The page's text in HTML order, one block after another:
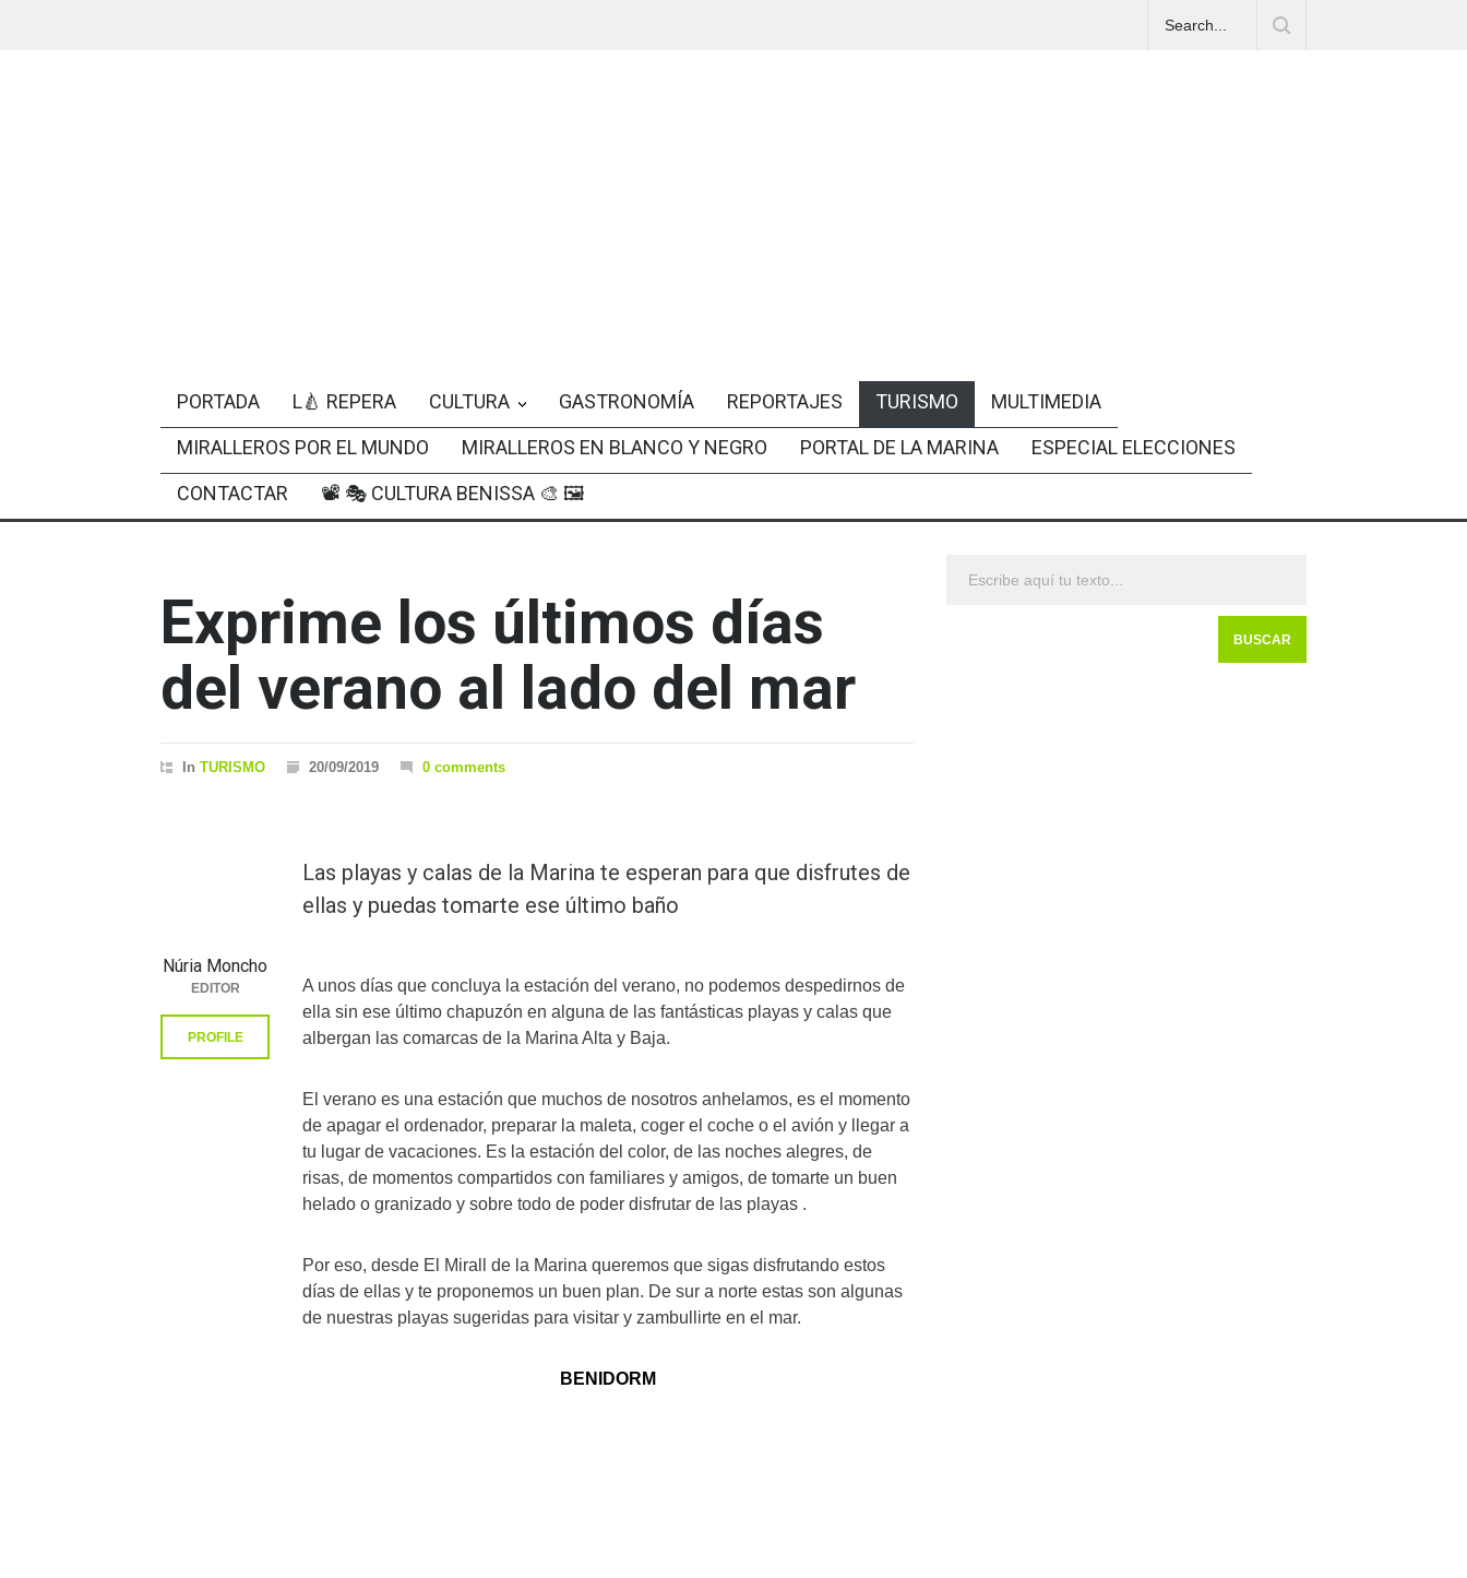
PORTADA L🍐 REPERA CULTURA GASTRONOMÍA REPORTAJES TURISMO
MULTIMEDIA
MIRALLEROS POR EL MUNDO
MIRALLEROS EN BLANCO Y NEGRO PORTAL DE LA MARINA
ESPECIAL ELECCIONES
CONTACTAR
📽 🎭 CULTURA BENISSA 🎨 🖼
Exprime los últimos días
del verano al lado del mar
In TURISMO 20/09/2019 0 comments
Las playas y calas de la Marina te esperan para que disfrutes de
ellas y puedas tomarte ese último baño
A unos días que concluya la estación del verano, no podemos despedirnos de
ella sin ese último chapuzón en alguna de las fantásticas playas y calas que
albergan las comarcas de la Marina Alta y Baja.
El verano es una estación que muchos de nosotros anhelamos, es el momento
de apagar el ordenador, preparar la maleta, coger el coche o el avión y llegar a
tu lugar de vacaciones. Es la estación del color, de las noches alegres, de
risas, de momentos compartidos con familiares y amigos, de tomarte un buen
helado o granizado y sobre todo de poder disfrutar de las playas .
Por eso, desde El Mirall de la Marina queremos que sigas disfrutando estos
días de ellas y te proponemos un buen plan. De sur a norte estas son algunas
de nuestras playas sugeridas para visitar y zambullirte en el mar.
BENIDORM
Núria Moncho
EDITOR
PROFILE